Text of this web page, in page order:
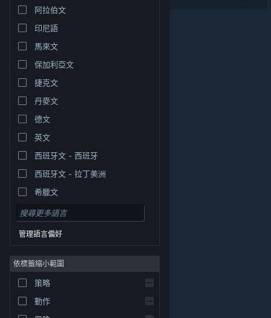
檢視電腦版網頁
權人在美國與其它國家（地區）之財產。
Cookie
阿拉伯文
印尼語
馬來文
保加利亞文
捷克文
丹麥文
德文
英文
西班牙文 - 西班牙
西班牙文 - 拉丁美洲
希臘文
管理語言偏好
依標籤縮小範圍
策略
動作